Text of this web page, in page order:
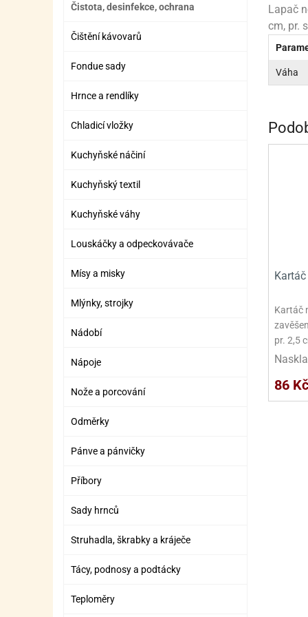
BOXY A TAŠKY NA POMŮCKY
ZÁBAVNÉ HRAČKY, DOPLŇKY
VÝROBA SLIZU
ZÁBAVNÍ PYROTECHNIKA
Čistota, desinfekce, ochrana
Čištění kávovarů
Fondue sady
Hrnce a rendlíky
Chladicí vložky
Kuchyňské náčiní
Kuchyňský textil
Kuchyňské váhy
Louskáčky a odpeckovávače
Mísy a misky
Mlýnky, strojky
Nádobí
Nápoje
Nože a porcování
Odměrky
Pánve a pánvičky
Příbory
Sady hrnců
Struhadla, škrabky a kráječe
Tácy, podnosy a podtácky
Teploměry
Lapač
cm, pr.
Váha
Kartáč
pr. 2,5
86 Kč